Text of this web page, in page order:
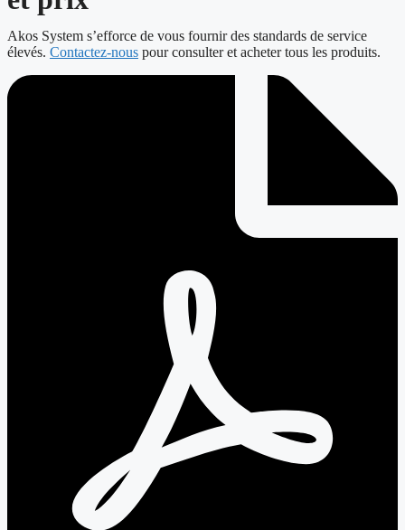
Akos System s’efforce de vous fournir des standards de service
élevés. Contactez-nous pour consulter et acheter tous les produits.